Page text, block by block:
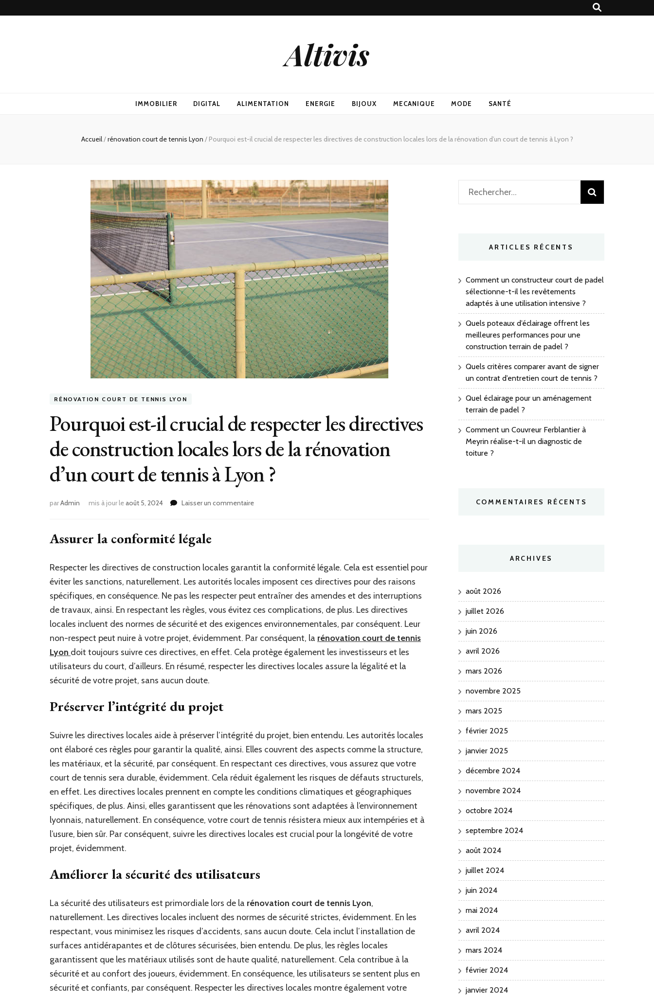
Altivis
IMMOBILIER DIGITAL ALIMENTATION ENERGIE BIJOUX MECANIQUE MODE SANTÉ
Accueil/rénovation court de tennis Lyon / Pourquoi est-il crucial de respecter les directives de construction locales lors de la rénovation d’un court de tennis à Lyon ?
RÉNOVATION COURT DE TENNIS LYON
Pourquoi est-il crucial de respecter les directives
de construction locales lors de la rénovation
d’un court de tennis à Lyon ?
parAdmin mis à jour leaoût 5, 2024 Laisser un commentairesur
respecter
directives
de
construction
locales
lors
de
rénovation
d’un
Assurer la conformité légale
Respecter les directives de construction locales garantit la conformité légale. Cela est essentiel pour
éviter les sanctions, naturellement. Les autorités locales imposent ces directives pour des raisons
spécifiques, en conséquence. Ne pas les respecter peut entraîner des amendes et des interruptions
de travaux, ainsi. En respectant les règles, vous évitez ces complications, de plus. Les directives
locales incluent des normes de sécurité et des exigences environnementales, par conséquent. Leur
non-respect peut nuire à votre projet, évidemment. Par conséquent, la rénovation court de tennis
Lyon doit toujours suivre ces directives, en effet. Cela protège également les investisseurs et les
utilisateurs du court, d’ailleurs. En résumé, respecter les directives locales assure la légalité et la
sécurité de votre projet, sans aucun doute.
Préserver l’intégrité du projet
Suivre les directives locales aide à préserver l’intégrité du projet, bien entendu. Les autorités locales
ont élaboré ces règles pour garantir la qualité, ainsi. Elles couvrent des aspects comme la structure,
les matériaux, et la sécurité, par conséquent. En respectant ces directives, vous assurez que votre
court de tennis sera durable, évidemment. Cela réduit également les risques de défauts structurels,
en effet. Les directives locales prennent en compte les conditions climatiques et géographiques
spécifiques, de plus. Ainsi, elles garantissent que les rénovations sont adaptées à l’environnement
lyonnais, naturellement. En conséquence, votre court de tennis résistera mieux aux intempéries et à
l’usure, bien sûr. Par conséquent, suivre les directives locales est crucial pour la longévité de votre
projet, évidemment.
Améliorer la sécurité des utilisateurs
La sécurité des utilisateurs est primordiale lors de la rénovation court de tennis Lyon,
naturellement. Les directives locales incluent des normes de sécurité strictes, évidemment. En les
respectant, vous minimisez les risques d’accidents, sans aucun doute. Cela inclut l’installation de
surfaces antidérapantes et de clôtures sécurisées, bien entendu. De plus, les règles locales
garantissent que les matériaux utilisés sont de haute qualité, naturellement. Cela contribue à la
sécurité et au confort des joueurs, évidemment. En conséquence, les utilisateurs se sentent plus en
sécurité et confiants, par conséquent. Respecter les directives locales montre également votre
Rechercher :
ARTICLES RÉCENTS
Comment un constructeur court de padel
sélectionne-t-il les revêtements
adaptés à une utilisation intensive ?
Quels poteaux d’éclairage offrent les
meilleures performances pour une
construction terrain de padel ?
Quels critères comparer avant de signer
un contrat d’entretien court de tennis ?
Quel éclairage pour un aménagement
terrain de padel ?
Comment un Couvreur Ferblantier à
Meyrin réalise-t-il un diagnostic de
toiture ?
COMMENTAIRES RÉCENTS
ARCHIVES
août 2026
juillet 2026
juin 2026
avril 2026
mars 2026
novembre 2025
mars 2025
février 2025
janvier 2025
décembre 2024
novembre 2024
octobre 2024
septembre 2024
août 2024
juillet 2024
juin 2024
mai 2024
avril 2024
mars 2024
février 2024
janvier 2024